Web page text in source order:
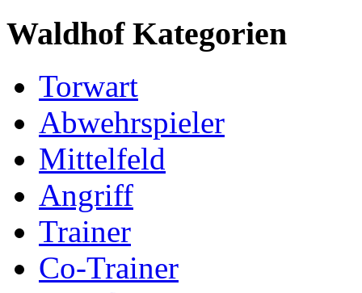
Waldhof Kategorien
Torwart
Abwehrspieler
Mittelfeld
Angriff
Trainer
Co-Trainer